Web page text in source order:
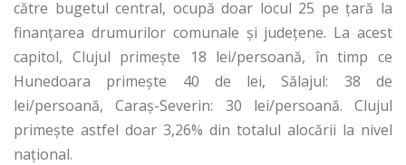
către bugetul central, ocupă doar locul 25 pe țară la
finanțarea drumurilor comunale și județene. La acest
capitol, Clujul primește 18 lei/persoană, în timp ce
Hunedoara primește 40 de lei, Sălajul: 38 de
lei/persoană, Caraș-Severin: 30 lei/persoană. Clujul
primește astfel doar 3,26% din totalul alocării la nivel
național.